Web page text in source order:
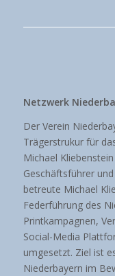
Netzwerk
Der Verein
Trägerstrukur für
Michael
Geschäftsführer
betreute Michael
Federführung des
Printkampagnen,
Social-Media
umgesetzt. Ziel ist
Niederbayern im